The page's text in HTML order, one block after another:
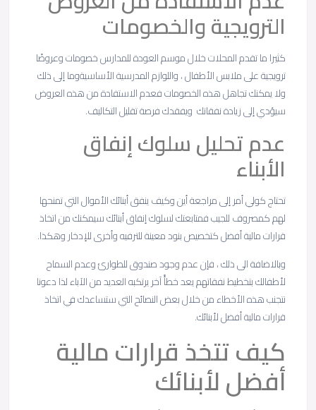
الترويجية والخصومات
كثيرا ما تقدم المحلات خلال موسم العودة للمدارس خصومات وعروضًا
ترويجية على ملابس الأطفال ، واللوازم المدرسية الأساسيةوما إلى ذلك
ولا يمكنك تجاهل هذه الخصومات فعدم الاستفادة من هذه العروض
سيؤدي إلى زيادة نفقاتك ويفقدك فرصة تقليل التكاليف.
عدم تحليل سلوك إنفاق
الأبناء
تحتاج كولي أمر إلى مراجعة أين وكيف ينفق أبنائك الأموال التي تمنحها
لهم كمصروف للجيب فمتابعتك لسلوك إنفاق أبنائك سيمكنك من اتخاذ
قرارات مالية أفضل كتخصيص بنود معينة للترفيه وأخرى للإدخار وهكذا.
وبالاضافة الى ذلك ، فإن عدم وجود صندوق للطوارئ وعدم السماح
لأطفالك بتخطيط نفقاتهم يعد خطأً آخر يرتكبه العديد من الآباء لذا دعونا
نتجنب هذه الأخطاء من خلال بعض النصائح التي ستساعدك في اتخاذ
قرارات مالية أفضل لأبنائك.
كيف تتخذ قرارات مالية
أفضل لأبنائك